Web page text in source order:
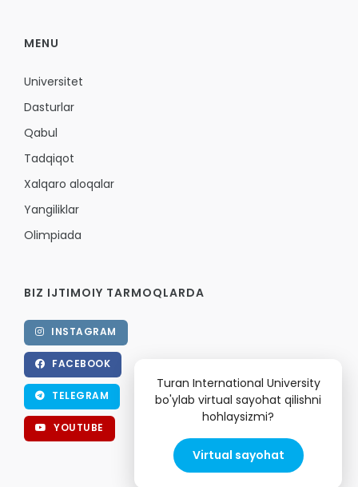
MENU
Universitet
Dasturlar
Qabul
Tadqiqot
Xalqaro aloqalar
Yangiliklar
Olimpiada
BIZ IJTIMOIY TARMOQLARDA
INSTAGRAM
FACEBOOK
TELEGRAM
YOUTUBE
Turan International University
bo'ylab virtual sayohat qilishni
hohlaysizmi?
Virtual sayohat